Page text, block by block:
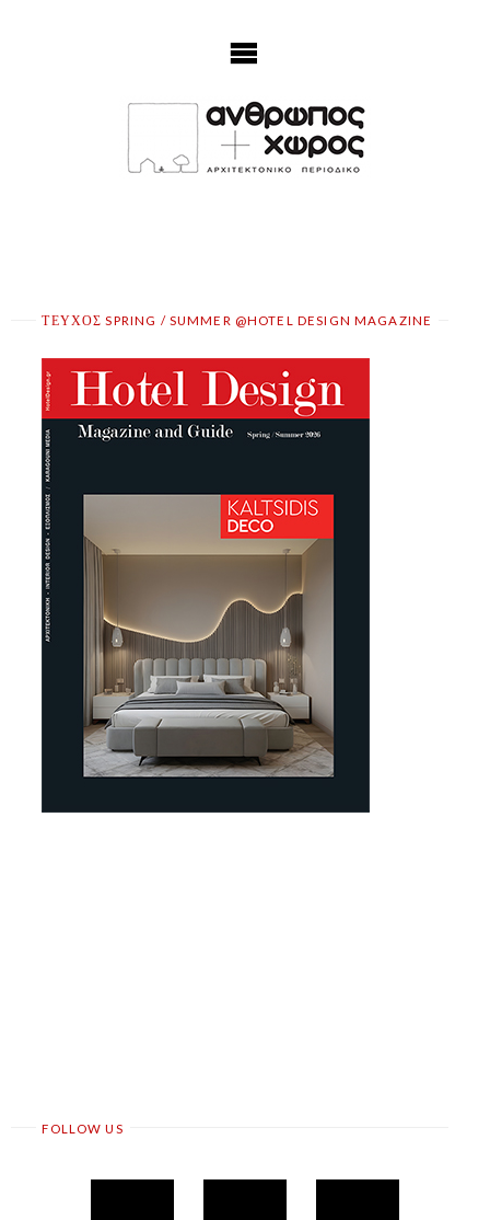
ΤΕΥΧΟΣ SPRING / SUMMER @HOTEL DESIGN MAGAZINE
FOLLOW US